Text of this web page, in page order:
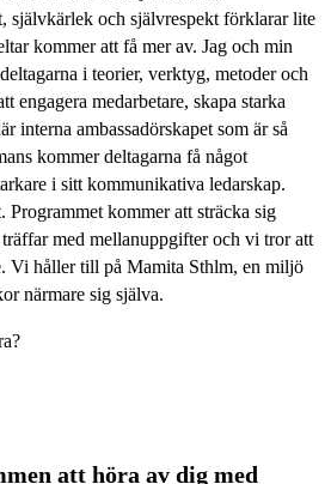
självkärlek och självrespekt förklarar lite
kommer att få mer av. Jag och min
i teorier, verktyg, metoder och
engagera medarbetare, skapa starka
interna ambassadörskapet som är så
kommer deltagarna få något
i sitt kommunikativa ledarskap.
kommer att sträcka sig
med mellanuppgifter och vi tror att
Vi håller till på Mamita Sthlm, en miljö
närmare sig själva.
att höra av dig med